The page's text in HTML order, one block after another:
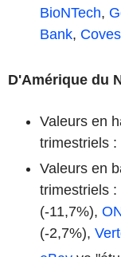
BioNTech,
Bank,
D'Amérique du
Valeurs en
trimestriels :
Valeurs en
trimestriels :
(-11,7%),
(-2,7%),